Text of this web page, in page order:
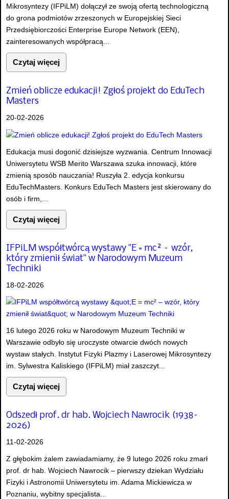
Mikrosyntezy (IFPiLM) dołączył ze swoją ofertą technologiczną
do grona podmiotów zrzeszonych w Europejskiej Sieci
Przedsiębiorczości Enterprise Europe Network (EEN),
zainteresowanych współpracą...
Czytaj więcej
Zmień oblicze edukacji! Zgłoś projekt do EduTech
Masters
20-02-2026
Edukacja musi dogonić dzisiejsze wyzwania. Centrum Innowacji
Uniwersytetu WSB Merito Warszawa szuka innowacji, które
zmienią sposób nauczania! Ruszyła 2. edycja konkursu
EduTechMasters. Konkurs EduTech Masters jest skierowany do
osób i firm,...
Czytaj więcej
IFPiLM współtwórcą wystawy "E = mc² – wzór,
który zmienił świat" w Narodowym Muzeum
Techniki
18-02-2026
16 lutego 2026 roku w Narodowym Muzeum Techniki w
Warszawie odbyło się uroczyste otwarcie dwóch nowych
wystaw stałych. Instytut Fizyki Plazmy i Laserowej Mikrosyntezy
im. Sylwestra Kaliskiego (IFPiLM) miał zaszczyt...
Czytaj więcej
Odszedł prof. dr hab. Wojciech Nawrocik (1938–
2026)
11-02-2026
Z głębokim żalem zawiadamiamy, że 9 lutego 2026 roku zmarł
prof. dr hab. Wojciech Nawrocik – pierwszy dziekan Wydziału
Fizyki i Astronomii Uniwersytetu im. Adama Mickiewicza w
Poznaniu, wybitny specjalista...